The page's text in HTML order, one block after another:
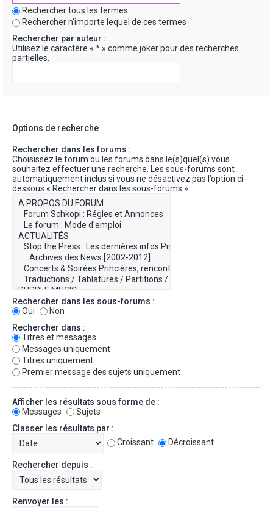
Rechercher tous les termes
Rechercher n’importe lequel de ces termes
Rechercher par auteur :
Utilisez le caractère « * » comme joker pour des recherches
partielles.
Options de recherche
Rechercher dans les forums :
Choisissez le forum ou les forums dans le(s)quel(s) vous
souhaitez effectuer une recherche. Les sous-forums sont
automatiquement inclus si vous ne désactivez pas l’option ci-
dessous « Rechercher dans les sous-forums ».
Rechercher dans les sous-forums :
Oui
Non
Rechercher dans :
Titres et messages
Messages uniquement
Titres uniquement
Premier message des sujets uniquement
Afficher les résultats sous forme de :
Messages
Sujets
Classer les résultats par :
Croissant
Décroissant
Rechercher depuis :
Renvoyer les :